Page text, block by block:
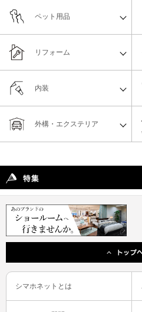
ペット用品
リフォーム
外構・エクステリア
内装
シマホネットとは